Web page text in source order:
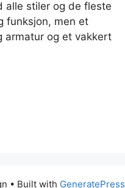
alle stiler og de fleste
funksjon, men et
armatur og et vakkert
• Built with GeneratePress